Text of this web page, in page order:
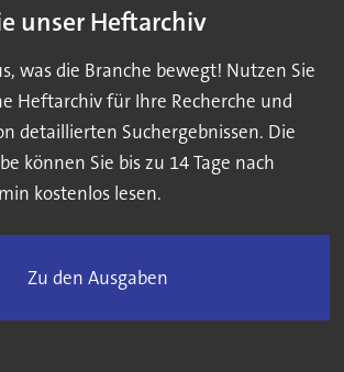
unser Heftarchiv
was die Branche bewegt! Nutzen Sie
Heftarchiv für Ihre Recherche und
detaillierten Suchergebnissen. Die
können Sie bis zu 14 Tage nach
kostenlos lesen.
Zu den Ausgaben